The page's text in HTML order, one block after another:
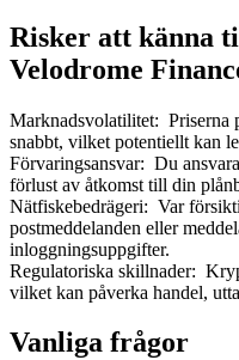
Risker att känna
Velodrome
Marknadsvolatilitet: Priserna
snabbt, vilket potentiellt kan
Förvaringsansvar: Du
förlust av åtkomst till din
Nätfiskebedrägeri: Var
postmeddelanden eller
inloggningsuppgifter.
Regulatoriska skillnader:
vilket kan påverka handel,
Vanliga frågor